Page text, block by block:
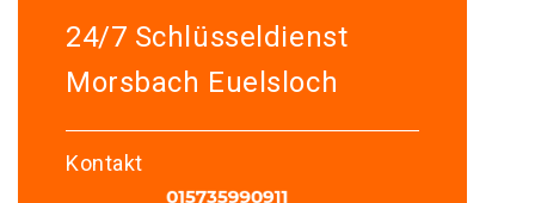
24/7 Schlüsseldienst
Morsbach Euelsloch
Kontakt